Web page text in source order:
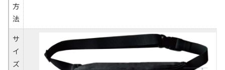
方
法
サ
イ
ズ